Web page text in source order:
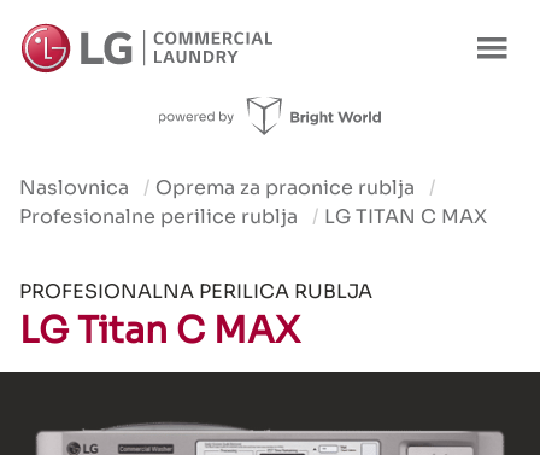
Naslovnica
Oprema za praonice rublja
Profesionalne perilice rublja
LG TITAN C MAX
PROFESIONALNA PERILICA RUBLJA
LG Titan C MAX
Product PrednostiKarakteristike